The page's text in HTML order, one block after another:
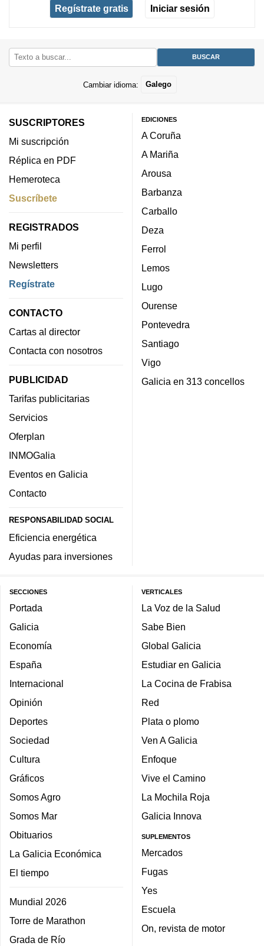
Regístrate gratis Iniciar sesión
Cambiar idioma: Galego
SUSCRIPTORES
Mi suscripción
Réplica en PDF
Hemeroteca
Suscríbete
REGISTRADOS
Mi perfil
Newsletters
Regístrate
CONTACTO
Cartas al director
Contacta con nosotros
PUBLICIDAD
Tarifas publicitarias
Servicios
Oferplan
INMOGalia
Eventos en Galicia
Contacto
RESPONSABILIDAD SOCIAL
Eficiencia energética
Ayudas para inversiones
EDICIONES
A Coruña
A Mariña
Arousa
Barbanza
Carballo
Deza
Ferrol
Lemos
Lugo
Ourense
Pontevedra
Santiago
Vigo
Galicia en 313 concellos
SECCIONES
Portada
Galicia
Economía
España
Internacional
Opinión
Deportes
Sociedad
Cultura
Gráficos
Somos Agro
Somos Mar
Obituarios
La Galicia Económica
El tiempo
Mundial 2026
Torre de Marathon
Grada de Río
VERTICALES
La Voz de la Salud
Sabe Bien
Global Galicia
Estudiar en Galicia
La Cocina de Frabisa
Red
Plata o plomo
Ven A Galicia
Enfoque
Vive el Camino
La Mochila Roja
Galicia Innova
SUPLEMENTOS
Mercados
Fugas
Yes
Escuela
On, revista de motor